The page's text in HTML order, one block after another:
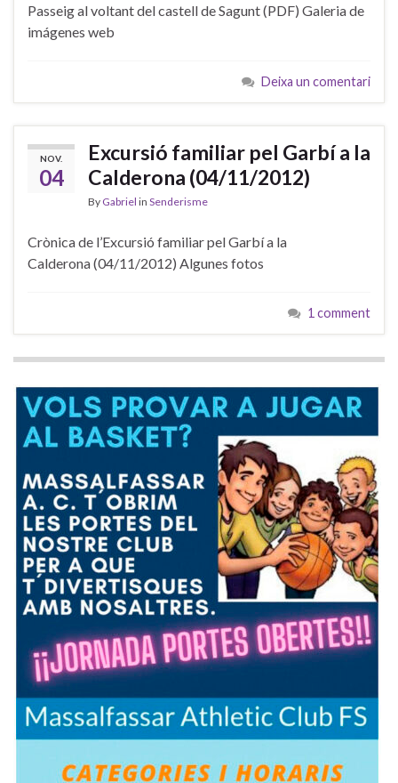
Passeig al voltant del castell de Sagunt (PDF) Galeria de
imágenes web
Deixa un comentari
NOV.
04
Excursió familiar pel Garbí a la
Calderona (04/11/2012)
By Gabriel in Senderisme
Crònica de l’Excursió familiar pel Garbí a la
Calderona (04/11/2012) Algunes fotos
1 comment